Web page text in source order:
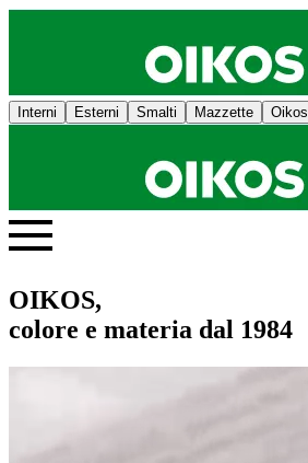
Interni Esterni Smalti Mazzette Oikos
OIKOS,
colore e materia dal 1984